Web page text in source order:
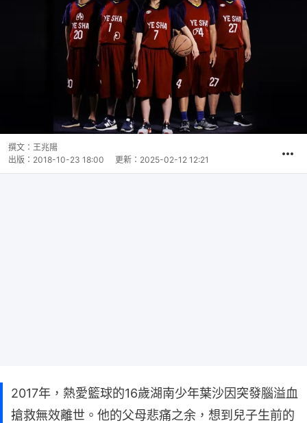
撰文： 王兆陽
出版： 2018-10-23 18:00 更新： 2025-02-12 12:21
2017年，熱愛籃球的16歲湖南少年葉沙因突發腦溢血
搶救無效離世。他的父母悲痛之余，想到兒子生前的